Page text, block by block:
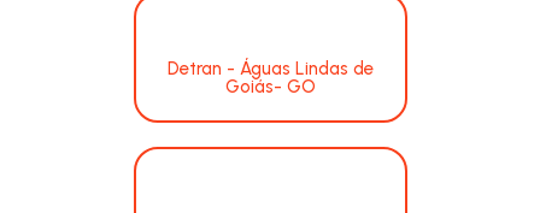
Detran - Águas Lindas de
Goiás- GO